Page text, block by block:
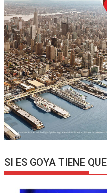
SI ES GOYA TIENE